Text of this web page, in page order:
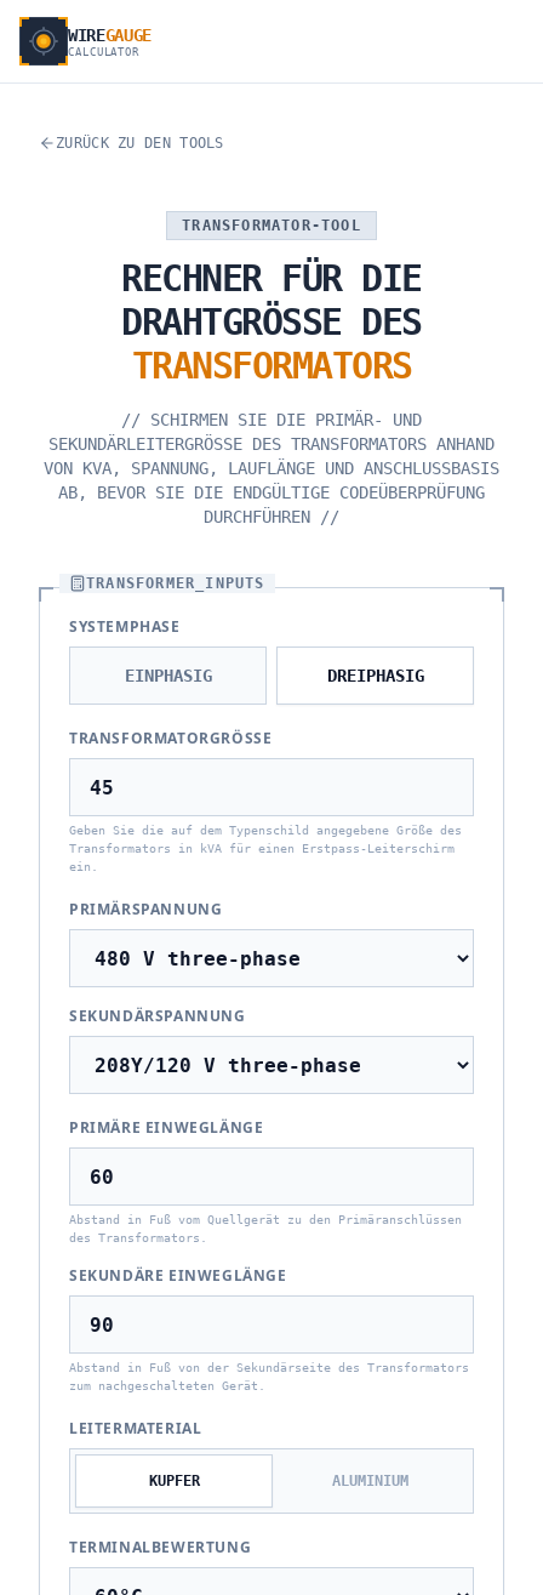
WIREGAUGE
CALCULATOR
ZURÜCK ZU DEN TOOLS
TRANSFORMATOR-TOOL
RECHNER FÜR DIE
DRAHTGRÖSSE
DES
TRANSFORMATORS
// SCHIRMEN SIE DIE PRIMÄR- UND
SEKUNDÄRLEITERGRÖSSE DES TRANSFORMATORS ANHAND
VON KVA, SPANNUNG, LAUFLÄNGE UND ANSCHLUSSBASIS
AB, BEVOR SIE DIE ENDGÜLTIGE CODEÜBERPRÜFUNG
DURCHFÜHREN //
TRANSFORMER_INPUTS
SYSTEMPHASE
EINPHASIG DREIPHASIG
TRANSFORMATORGRÖSSE
Geben Sie die auf dem Typenschild angegebene Größe des
Transformators in kVA für einen Erstpass-Leiterschirm
ein.
PRIMÄRSPANNUNG
SEKUNDÄRSPANNUNG
PRIMÄRE EINWEGLÄNGE
Abstand in Fuß vom Quellgerät zu den Primäranschlüssen
des Transformators.
SEKUNDÄRE EINWEGLÄNGE
Abstand in Fuß von der Sekundärseite des Transformators
zum nachgeschalteten Gerät.
LEITERMATERIAL
KUPFER ALUMINIUM
TERMINALBEWERTUNG